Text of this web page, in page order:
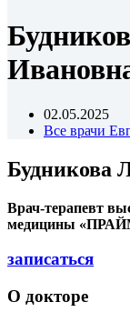
02.05.2025
Все врачи
Будникова
Врач-терапевт
медицины
записаться
О докторе